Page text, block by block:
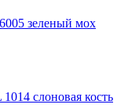
зеленый мох